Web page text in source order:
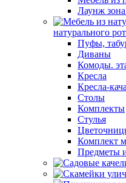
Лаунж
натурального
Пуфы,
Диваны
Комоды.
Кресла
Кресла-
Столы
Комплекты
Стулья
Комплект
Предметы